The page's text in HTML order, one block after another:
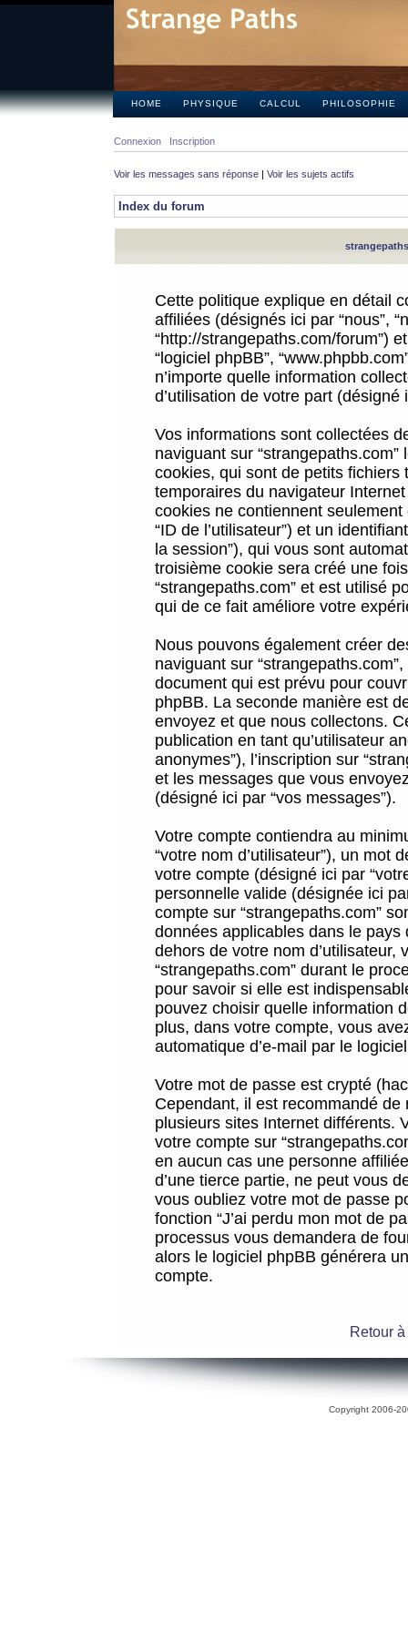
HOME PHYSIQUE CALCUL PHILOSOPHIE
Connexion Inscription
Voir les messages sans réponse | Voir les sujets actifs
Index du forum
Cette politique explique en détail
affiliées (désignés ici par “nous”,
“http://strangepaths.com/forum”)
“logiciel phpBB”,
n’importe quelle information
d’utilisation de votre part (désigné
Vos informations sont collectées
naviguant sur
cookies, qui sont de petits
temporaires du navigateur
cookies ne contiennent
“ID de l’utilisateur”) et un
la session”), qui vous sont
troisième cookie sera créé une
“strangepaths.com” et est utilisé
qui de ce fait améliore votre
Nous pouvons également créer
naviguant sur
document qui est prévu pour
phpBB. La seconde manière est
envoyez et que nous collectons.
publication en tant qu’utilisateur
anonymes”), l’inscription sur
et les messages que vous
(désigné ici par “vos messages”).
Votre compte contiendra au
“votre nom d’utilisateur”), un mot
votre compte (désigné ici par
personnelle valide (désignée ici
compte sur “strangepaths.com”
données applicables dans le
dehors de votre nom
“strangepaths.com” durant le
pour savoir si elle est
pouvez choisir quelle information
plus, dans votre compte, vous
automatique d’e-mail par le
Votre mot de passe est crypté
Cependant, il est recommandé
plusieurs sites Internet différents.
votre compte sur
en aucun cas une personne
d’une tierce partie, ne peut vous
vous oubliez votre mot de passe
fonction “J’ai perdu mon mot de
processus vous demandera de
alors le logiciel phpBB générera
compte.
Retour
Copyright 2006-